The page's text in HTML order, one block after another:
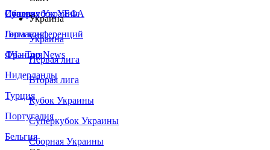
Сборная Украины
Италия
Германия
Франция
Нидерланды
Турция
Португалия
Бельгия
Суперкубок УЕФА
Лига конференций
ЛЧ - Top News
Украина
Украина
Первая лига
Вторая лига
Кубок Украины
Суперкубок Украины
Сборная Украины